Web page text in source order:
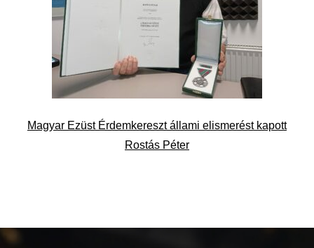
Magyar Ezüst Érdemkereszt állami elismerést kapott
Rostás Péter